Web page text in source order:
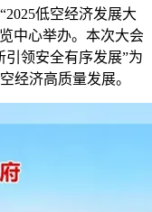
低空经济发展大
中心举办。本次大会
领安全有序发展”为
经济高质量发展。